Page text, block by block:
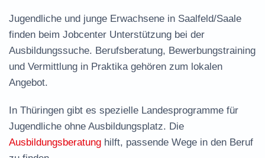
Jugendliche und junge Erwachsene in Saalfeld/Saale
finden beim Jobcenter Unterstützung bei der
Ausbildungssuche. Berufsberatung, Bewerbungstraining
und Vermittlung in Praktika gehören zum lokalen
Angebot.
In Thüringen gibt es spezielle Landesprogramme für
Jugendliche ohne Ausbildungsplatz. Die
Ausbildungsberatung hilft, passende Wege in den Beruf